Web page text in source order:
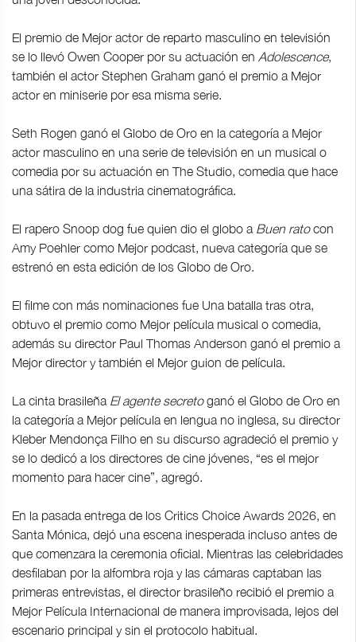
El premio de Mejor actor de reparto masculino en televisión
se lo llevó Owen Cooper por su actuación en Adolescence,
también el actor Stephen Graham ganó el premio a Mejor
actor en miniserie por esa misma serie.
Seth Rogen ganó el Globo de Oro en la categoría a Mejor
actor masculino en una serie de televisión en un musical o
comedia por su actuación en The Studio, comedia que hace
una sátira de la industria cinematográfica.
El rapero Snoop dog fue quien dio el globo a Buen ratocon
Amy Poehler como Mejor podcast, nueva categoría que se
estrenó en esta edición de los Globo de Oro.
El filme con más nominaciones fue Una batalla tras otra,
obtuvo el premio como Mejor película musical o comedia,
además su director Paul Thomas Anderson ganó el premio a
Mejor director y también el Mejor guion de película.
La cinta brasileña El agente secretoganó el Globo de Oro en
la categoría a Mejor película en lengua no inglesa, su director
Kleber Mendonça Filho en su discurso agradeció el premio y
se lo dedicó a los directores de cine jóvenes, “es el mejor
momento para hacer cine”, agregó.
En la pasada entrega de los Critics Choice Awards 2026, en
Santa Mónica, dejó una escena inesperada incluso antes de
que comenzara la ceremonia oficial. Mientras las celebridades
desfilaban por la alfombra roja y las cámaras captaban las
primeras entrevistas, el director brasileño recibió el premio a
Mejor Película Internacional de manera improvisada, lejos del
escenario principal y sin el protocolo habitual.